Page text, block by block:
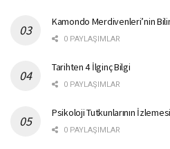
Kamondo Merdivenleri’nin
0 PAYLAŞIMLAR
Tarihten 4 İlginç Bilgi
0 PAYLAŞIMLAR
Psikoloji Tutkunlarının
0 PAYLAŞIMLAR